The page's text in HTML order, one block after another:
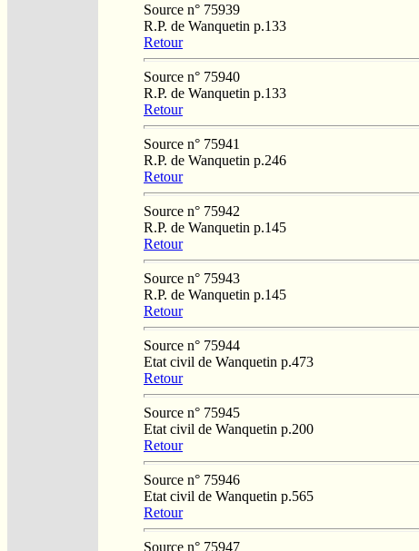
Source n° 75939
R.P. de Wanquetin p.133
Retour
Source n° 75940
R.P. de Wanquetin p.133
Retour
Source n° 75941
R.P. de Wanquetin p.246
Retour
Source n° 75942
R.P. de Wanquetin p.145
Retour
Source n° 75943
R.P. de Wanquetin p.145
Retour
Source n° 75944
Etat civil de Wanquetin p.473
Retour
Source n° 75945
Etat civil de Wanquetin p.200
Retour
Source n° 75946
Etat civil de Wanquetin p.565
Retour
Source n° 75947